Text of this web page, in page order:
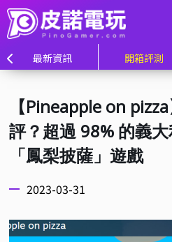
最新資訊 開箱評測
【Pineapple on
評？超過 98% 的義
「鳳梨披薩」遊戲
2023-03-31